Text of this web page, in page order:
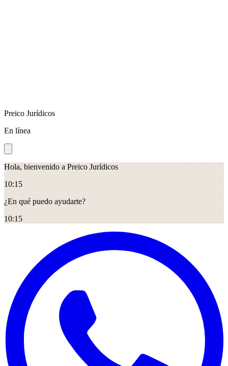
Preico Jurídicos
En línea
Hola, bienvenido a Preico Jurídicos
10:15
¿En qué puedo ayudarte?
10:15